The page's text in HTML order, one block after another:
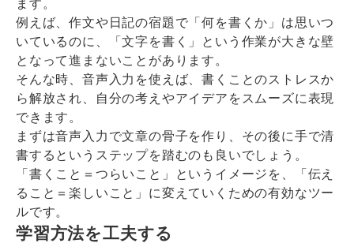
ます。
例えば、作文や日記の宿題で「何を書くか」は思いつ
いているのに、「文字を書く」という作業が大きな壁
となって進まないことがあります。
そんな時、音声入力を使えば、書くことのストレスか
ら解放され、自分の考えやアイデアをスムーズに表現
できます。
まずは音声入力で文章の骨子を作り、その後に手で清
書するというステップを踏むのも良いでしょう。
「書くこと＝つらいこと」というイメージを、「伝え
ること＝楽しいこと」に変えていくための有効なツー
ルです。
学習方法を工夫する